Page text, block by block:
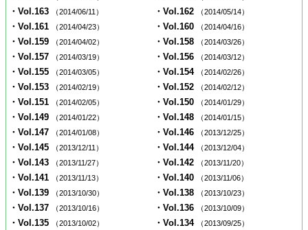
・Vol.163 （2014/06/11） ・Vol.162 （2014/05/14）
・Vol.161 （2014/04/23） ・Vol.160 （2014/04/16）
・Vol.159 （2014/04/02） ・Vol.158 （2014/03/26）
・Vol.157 （2014/03/19） ・Vol.156 （2014/03/12）
・Vol.155 （2014/03/05） ・Vol.154 （2014/02/26）
・Vol.153 （2014/02/19） ・Vol.152 （2014/02/12）
・Vol.151 （2014/02/05） ・Vol.150 （2014/01/29）
・Vol.149 （2014/01/22） ・Vol.148 （2014/01/15）
・Vol.147 （2014/01/08） ・Vol.146 （2013/12/25）
・Vol.145 （2013/12/11） ・Vol.144 （2013/12/04）
・Vol.143 （2013/11/27） ・Vol.142 （2013/11/20）
・Vol.141 （2013/11/13） ・Vol.140 （2013/11/06）
・Vol.139 （2013/10/30） ・Vol.138 （2013/10/23）
・Vol.137 （2013/10/16） ・Vol.136 （2013/10/09）
・Vol.135 （2013/10/02） ・Vol.134 （2013/09/25）